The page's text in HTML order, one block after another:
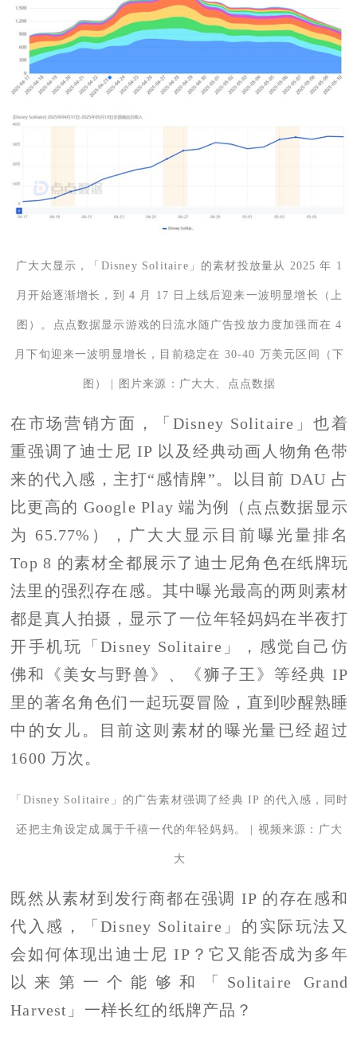
广大大显示，「Disney Solitaire」的素材投放量从 2025 年 1
月开始逐渐增长，到 4 月 17 日上线后迎来一波明显增长（上
图）。点点数据显示游戏的日流水随广告投放力度加强而在 4
月下旬迎来一波明显增长，目前稳定在 30-40 万美元区间（下
图） | 图片来源：广大大、点点数据
在市场营销方面，「Disney Solitaire」也着
重强调了迪士尼 IP 以及经典动画人物角色带
来的代入感，主打“感情牌”。以目前 DAU 占
比更高的 Google Play 端为例（点点数据显示
为 65.77%），广大大显示目前曝光量排名
Top 8 的素材全都展示了迪士尼角色在纸牌玩
法里的强烈存在感。其中曝光最高的两则素材
都是真人拍摄，显示了一位年轻妈妈在半夜打
开手机玩「Disney Solitaire」，感觉自己仿
佛和《美女与野兽》、《狮子王》等经典 IP
里的著名角色们一起玩耍冒险，直到吵醒熟睡
中的女儿。目前这则素材的曝光量已经超过
1600 万次。
「Disney Solitaire」的广告素材强调了经典 IP 的代入感，同时
还把主角设定成属于千禧一代的年轻妈妈。 | 视频来源：广大
大
既然从素材到发行商都在强调 IP 的存在感和
代入感，「Disney Solitaire」的实际玩法又
会如何体现出迪士尼 IP？它又能否成为多年
以来第一个能够和「Solitaire Grand
Harvest」一样长红的纸牌产品？